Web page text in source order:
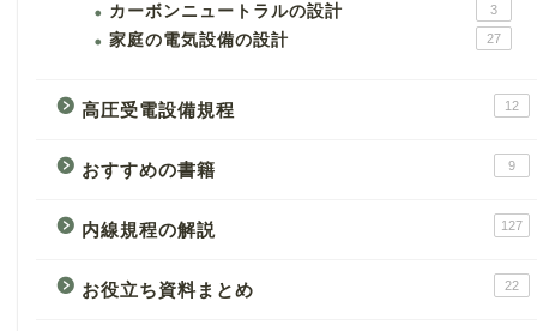
カーボンニュートラルの設計 3
家庭の電気設備の設計 27
高圧受電設備規程 12
おすすめの書籍 9
内線規程の解説 127
お役立ち資料まとめ 22